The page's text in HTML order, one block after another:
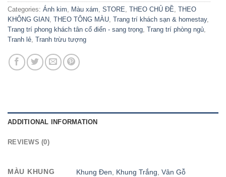
Categories: Ánh kim, Màu xám, STORE, THEO CHỦ ĐỀ, THEO
KHÔNG GIAN, THEO TÔNG MÀU, Trang trí khách sạn & homestay,
Trang trí phong khách tân cổ điển - sang trọng, Trang trí phòng ngủ,
Tranh lẻ, Tranh trừu tượng
ADDITIONAL INFORMATION
REVIEWS (0)
MÀU KHUNG Khung Đen, Khung Trắng,Vân Gỗ